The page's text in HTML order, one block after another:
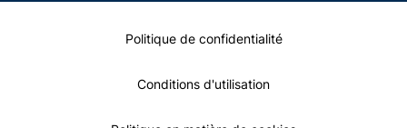
Politique de confidentialité
Conditions d'utilisation